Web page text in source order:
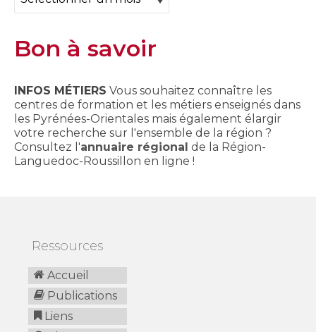
Bon à savoir
INFOS MÉTIERS Vous souhaitez connaître les
centres de formation et les métiers enseignés dans
les Pyrénées-Orientales mais également élargir
votre recherche sur l'ensemble de la région ?
Consultez l'annuaire régional de la Région-
Languedoc-Roussillon en ligne !
Ressources
Accueil
Publications
Liens